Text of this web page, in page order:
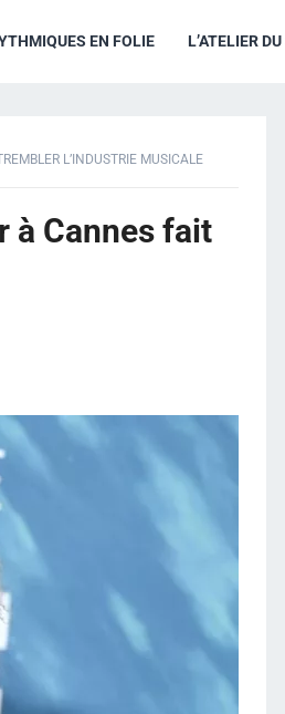
EN FOLIE L’ATELIER
L’INDUSTRIE MUSICALE
à Cannes fait